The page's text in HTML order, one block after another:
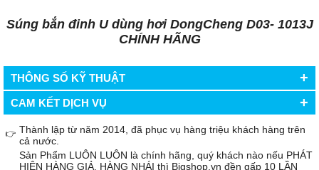
Súng bắn đinh U dùng hơi DongCheng D03- 1013J
CHÍNH HÃNG
THÔNG SỐ KỸ THUẬT +
CAM KẾT DỊCH VỤ +
👉 Thành lập từ năm 2014, đã phục vụ hàng triệu khách hàng trên
cả nước.
Sản Phẩm LUÔN LUÔN là chính hãng, quý khách nào nếu PHÁT
HIỆN HÀNG GIẢ, HÀNG NHÁI thì Bigshop.vn đền gấp 10 LẦN